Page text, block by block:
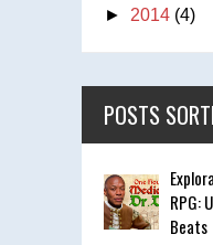
► 2014 (4)
POSTS
RPG:
Beats